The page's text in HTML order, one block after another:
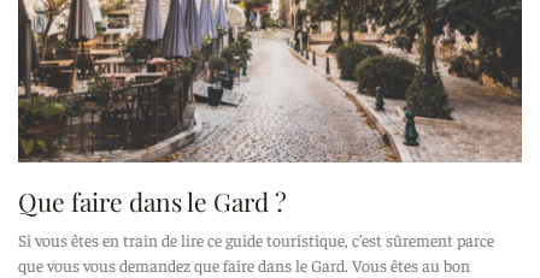
Que faire dans le Gard ?
Si vous êtes en train de lire ce guide touristique, c’est sûrement parce
que vous vous demandez que faire dans le Gard. Vous êtes au bon